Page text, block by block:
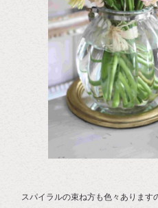
スパイラルの束ね方も色々あります